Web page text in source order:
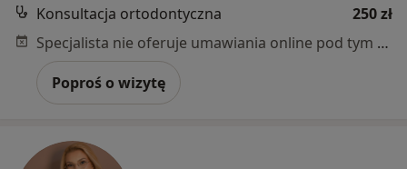
Konsultacja ortodontyczna
250 zł
Specjalista nie oferuje umawiania online pod tym adresem.
Poproś o wizytę